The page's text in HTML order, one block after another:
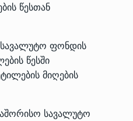
წესთან
სავალუტო ფონდის
წესში
მიღების
სავალუტო
15/05/2022
მინისტრმა ირაკლი
ახლად
ოზურგეთის…